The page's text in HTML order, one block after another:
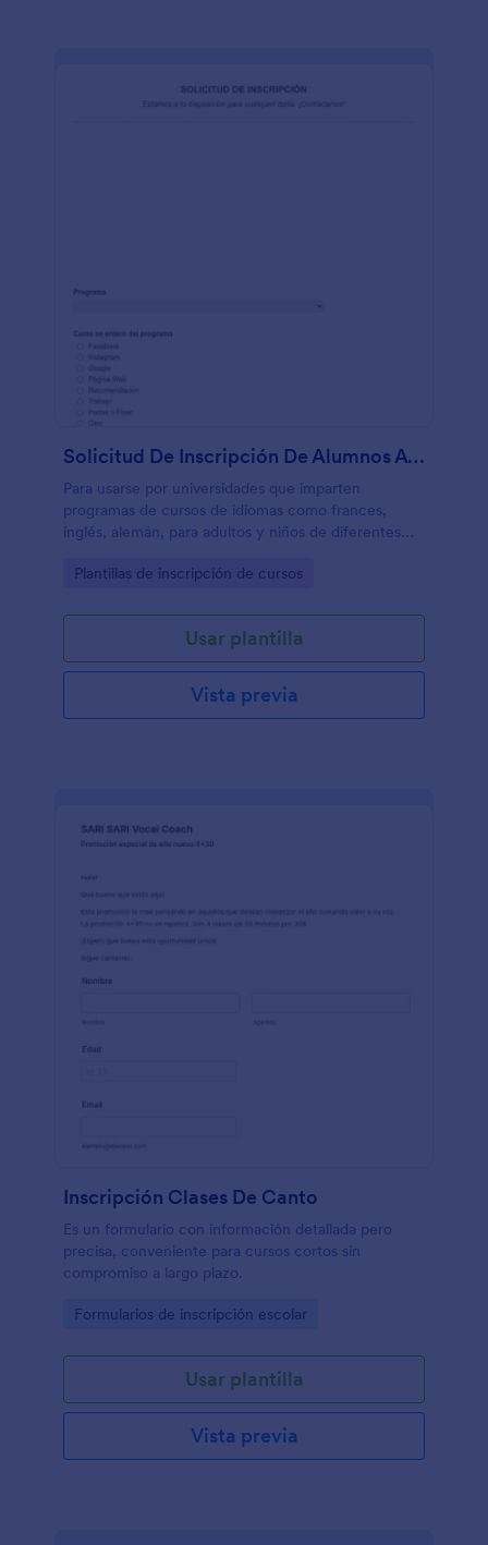
Solicitud De Inscripción De Alumnos A Programa De Idiomas
Para usarse por universidades que imparten
programas de cursos de idiomas como frances,
inglés, alemán, para adultos y niños de diferentes
Go to Category:
Plantillas de inscripción de cursos
Usar plantilla
Vista previa
Inscripción Clases De Canto
Es un formulario con información detallada pero
precisa, conveniente para cursos cortos sin
compromiso a largo plazo.
Go to Category:
Formularios de inscripción escolar
Usar plantilla
Vista previa